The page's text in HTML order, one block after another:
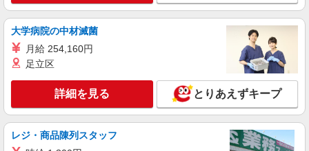
未経験OK＊正社員＊障がい者支援員＊少人数
でなじみやすい環境
【正社員】月給240,000〜400,000円 ・基本
給：200,000円〜220,000円 ・資格手当：10,000〜
30,000円 ・役職手当：10,000〜70,000円 ・処遇改
善手当：20,000〜60,000円（勤続年数、保有資格
により変動） ・固定残業手当：20,000円（10時
間） ※固定残業時間を超過する場合には超過勤務
手当として別途支給 ・夜勤手当：10,000円/1回
（上記給与とは別に支給） 下記資格をお持ちの方
歓迎 ・認知症介護基礎研修 ・初任者研修 ・実務
キープ 詳細を見る
派遣社員
（株）ウィルオブ・ワークCW 千葉支店/ms120101
大学病院の中材滅菌
月給 254,160円
足立区
詳細を見る とりあえずキープ
レジ・商品陳列スタッフ